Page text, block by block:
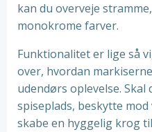
kan du overveje
monokrome farver.
Funktionalitet er lige så
over, hvordan
udendørs oplevelse. Skal
spiseplads, beskytte
skabe en hyggelig krog